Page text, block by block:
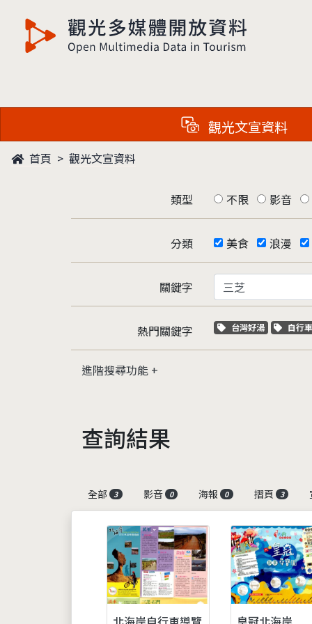
觀光多媒體開放資料
觀光文宣資料
首頁 觀光文宣資料
類型 不限 影音
分類 美食 浪漫
關鍵字
熱門關鍵字 關鍵字標籤
台灣好湯 關鍵
自行
進階搜尋功能
查詢結果
全部 3 影音 0 海報 0 摺頁 3